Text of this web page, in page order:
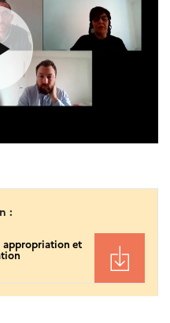
:
appropriation et